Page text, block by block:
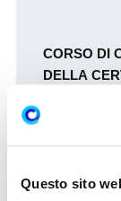
Questo sito
CORSO DI
DELLA